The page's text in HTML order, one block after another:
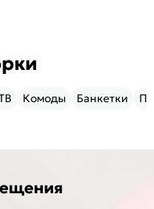
Комоды Банкетки